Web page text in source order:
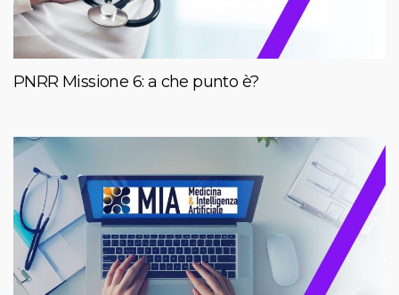
PNRR Missione 6: a che punto è?